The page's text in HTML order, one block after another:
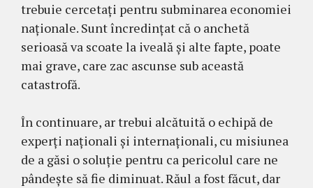
trebuie cercetați pentru subminarea economiei
naționale. Sunt încredințat că o anchetă
serioasă va scoate la iveală și alte fapte, poate
mai grave, care zac ascunse sub această
catastrofă.
În continuare, ar trebui alcătuită o echipă de
experți naționali și internaționali, cu misiunea
de a găsi o soluție pentru ca pericolul care ne
pândește să fie diminuat. Răul a fost făcut, dar